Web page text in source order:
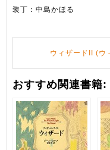
装丁：中島かほる
ウィザードII (ウ
おすすめ関連書籍: